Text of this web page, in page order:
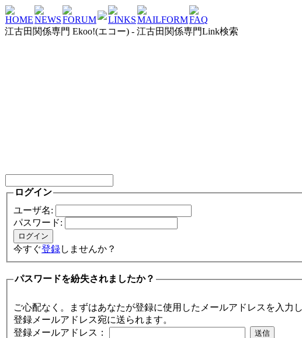
HOMENEWSFORUM LINKSMAILFORMFAQ
江古田関係専門 Ekoo!(エコー) - 江古田関係専門Link検索
ログイン
ユーザ名:
パスワード:
今すぐ登録しませんか？
パスワードを紛失されましたか？
ご心配なく。まずはあなたが登録に使用したメールアドレスを入
登録メールアドレス宛に送られます。
登録メールアドレス：